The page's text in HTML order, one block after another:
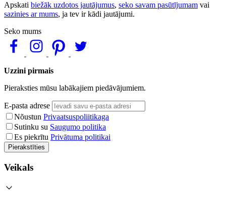
Apskati biežāk uzdotos jautājumus, seko savam pasūtījumam vai
sazinies ar mums, ja tev ir kādi jautājumi.
Seko mums
Uzzini pirmais
Pieraksties mūsu labākajiem piedāvājumiem.
E-pasta adrese
Nõustun Privaatsuspoliitikaga
Sutinku su Saugumo politika
Es piekrītu Privātuma politikai
Pierakstīties
Veikals